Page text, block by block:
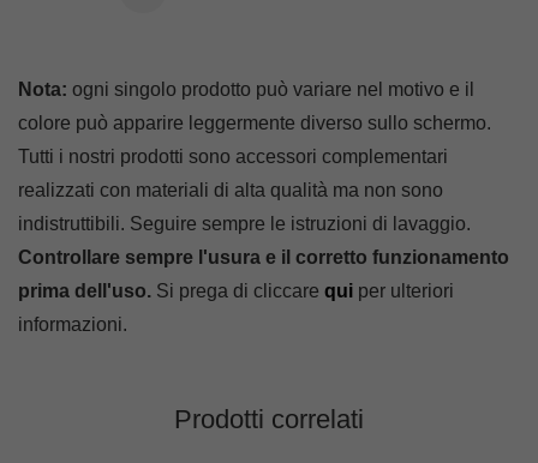
Nota: ogni singolo prodotto può variare nel motivo e il
colore può apparire leggermente diverso sullo schermo.
Tutti i nostri prodotti sono accessori complementari
realizzati con materiali di alta qualità ma non sono
indistruttibili. Seguire sempre le istruzioni di lavaggio.
Controllare sempre l'usura e il corretto funzionamento
prima dell'uso. Si prega di cliccare qui per ulteriori
informazioni.
Prodotti correlati